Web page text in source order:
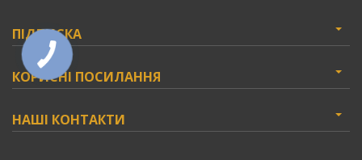
ПІДПИСКА
КОРИСНІ ПОСИЛАННЯ
НАШІ КОНТАКТИ